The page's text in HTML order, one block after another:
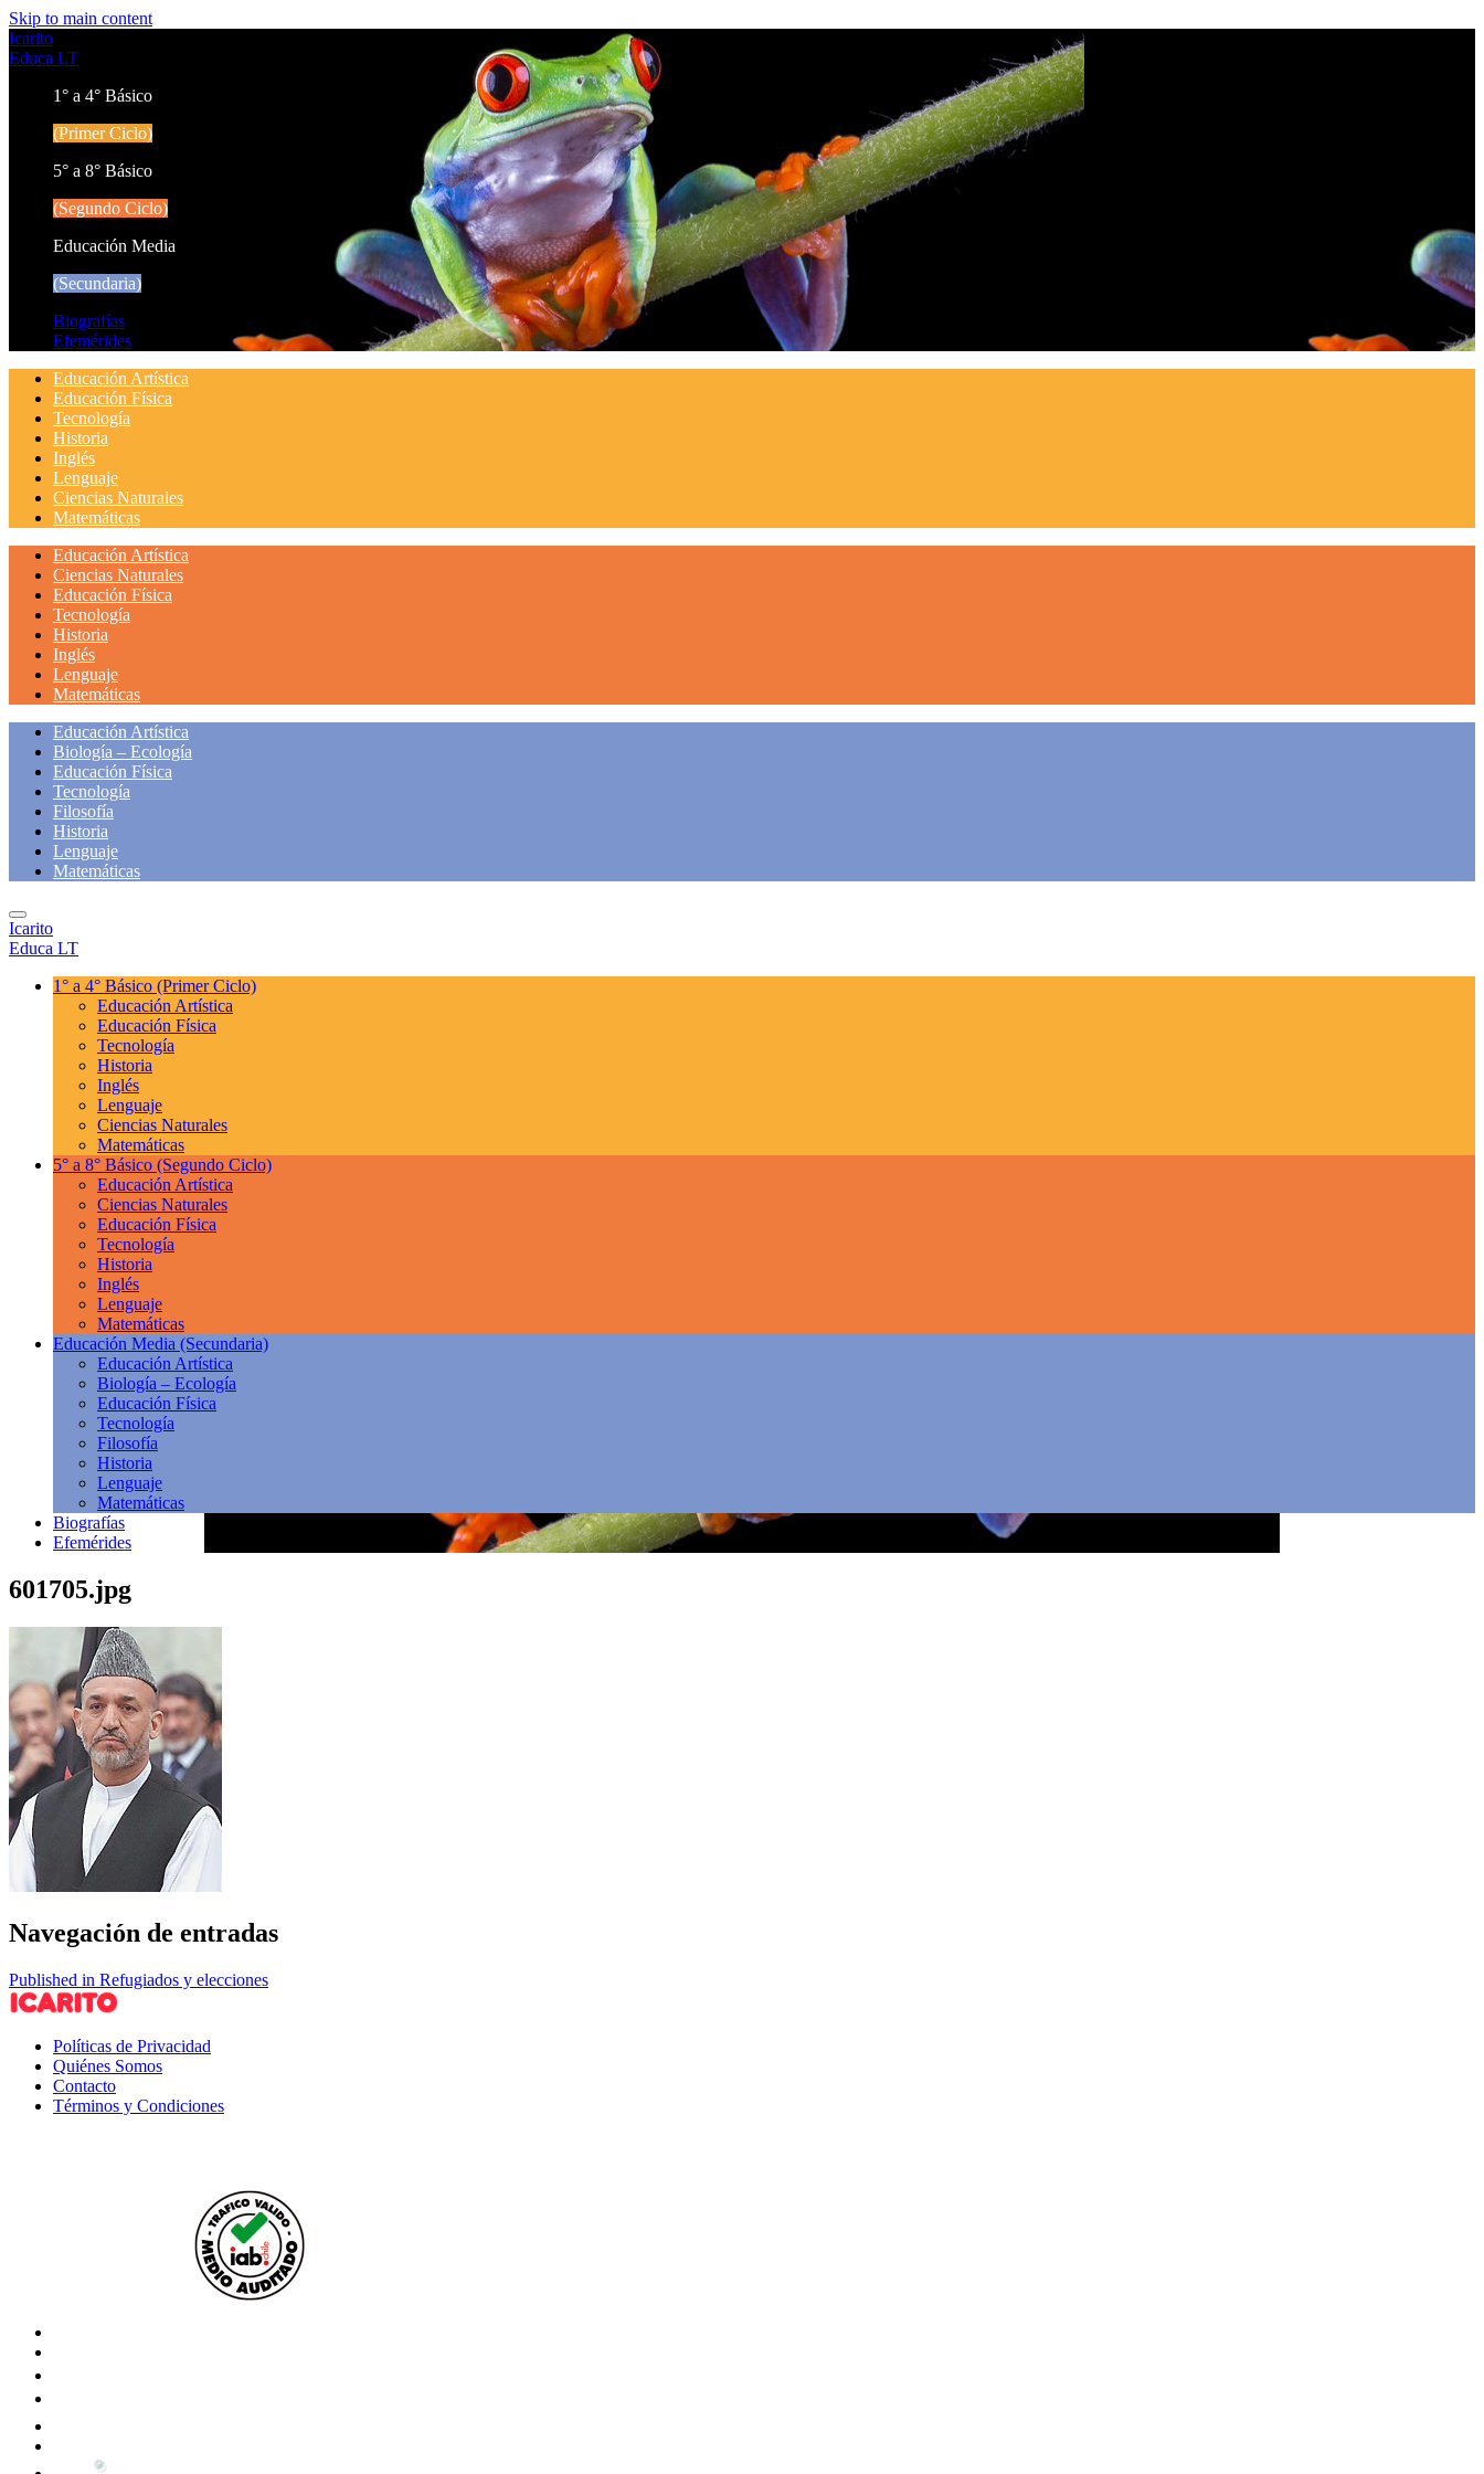
Skip to main content
Icarito
Educa LT
1° a 4° Básico
(Primer Ciclo)
5° a 8° Básico
(Segundo Ciclo)
Educación Media
(Secundaria)
Biografías
Efemérides
Educación Artística
Educación Física
Tecnología
Historia
Inglés
Lenguaje
Ciencias Naturales
Matemáticas
Educación Artística
Ciencias Naturales
Educación Física
Tecnología
Historia
Inglés
Lenguaje
Matemáticas
Educación Artística
Biología – Ecología
Educación Física
Tecnología
Filosofía
Historia
Lenguaje
Matemáticas
Icarito
Educa LT
1° a 4° Básico (Primer Ciclo)
Educación Artística
Educación Física
Tecnología
Historia
Inglés
Lenguaje
Ciencias Naturales
Matemáticas
5° a 8° Básico (Segundo Ciclo)
Educación Artística
Ciencias Naturales
Educación Física
Tecnología
Historia
Inglés
Lenguaje
Matemáticas
Educación Media (Secundaria)
Educación Artística
Biología – Ecología
Educación Física
Tecnología
Filosofía
Historia
Lenguaje
Matemáticas
Biografías
Efemérides
601705.jpg
Navegación de entradas
Published in Refugiados y elecciones
Políticas de Privacidad
Quiénes Somos
Contacto
Términos y Condiciones